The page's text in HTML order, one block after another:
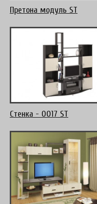
Претона модуль ST
Стенка - 0017 ST